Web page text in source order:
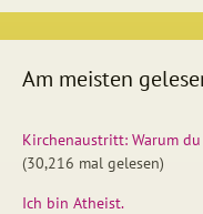
Am meisten
Kirchenaustritt: Warum
(30,216 mal gelesen)
Ich bin Atheist.